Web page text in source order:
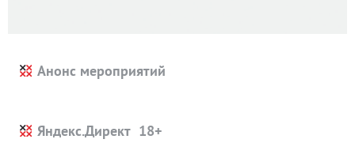
Анонс мероприятий
Яндекс.Директ